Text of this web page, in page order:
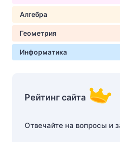
Алгебра
Геометрия
Информатика
Рейтинг сайта
Отвечайте на вопросы и